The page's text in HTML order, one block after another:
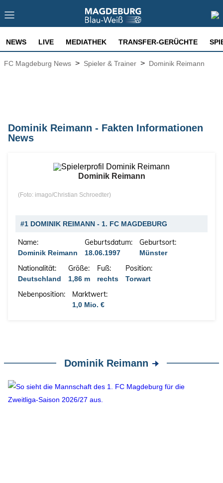
NEWS LIVE MEDIATHEK TRANSFER-GERÜCHTE
FC Magdeburg News > Spieler & Trainer > Dominik Reimann
Dominik Reimann - Fakten Informationen
News
Dominik Reimann
(Foto: imago/Christian Schroedter)
#1 DOMINIK REIMANN - 1. FC MAGDEBURG
Name:
Dominik Reimann
Geburtsdatum:
18.06.1997
Geburtsort:
Münster
Nationalität:
Deutschland
Größe:
1,86 m
Fuß:
rechts
Position:
Torwart
Nebenposition: Marktwert:
1,0 Mio. €
Dominik Reimann